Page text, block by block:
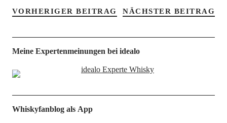
VORHERIGER BEITRAG NÄCHSTER BEITRAG
Meine Expertenmeinungen bei idealo
Whiskyfanblog als App